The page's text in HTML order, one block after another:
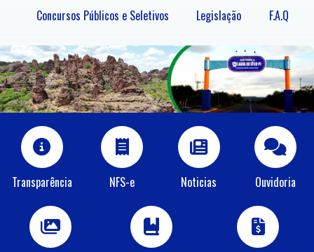
Concursos Públicos e Seletivos
Legislação F.A.Q
Transparência NFS-e Noticias Ouvidoria